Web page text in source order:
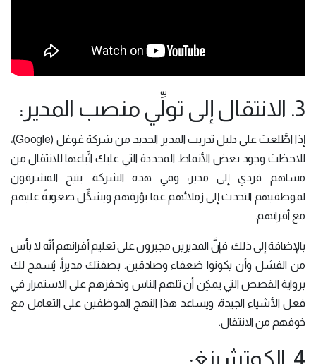
3. الانتقال إلى تولِّي منصب المدير:
إذا اطَّلعتَ على دليل تدريب المدير الجديد من شركة غوغل (Google)،
للاحظتَ وجود بعض الأنماط المحددة التي عليك اتِّباعها للانتقال من
مساهم فردي إلى مدير، وفي هذه الشركة، يتيح المشرفون
لموظفيهم التحدث إلى زملائهم عما يؤرقهم ويشكِّل صعوبةً عليهم
مع أقرانهم.
بالإضافة إلى ذلك، فإنَّ المديرين مجبرون على تعليم أقرانهم أنَّه لا بأس
من الفشل وأن يكونوا ضعفاء وصادقين. بصفتك مديراً، يُسمح لك
برواية القصص التي يمكِن أن تلهم الناس وتحفزهم على الاستمرار في
فعل الأشياء الجيدة، ويساعد هذا النهج الموظفين على التعامل مع
خوفهم من الانتقال.
4. الكوتشينغ: